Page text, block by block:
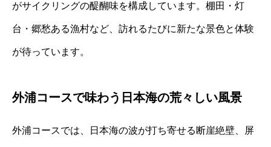
がサイクリングの醍醐味を構成しています。棚田・灯
台・郷愁ある漁村など、訪れるたびに新たな景色と体験
が待っています。
外浦コースで味わう日本海の荒々しい風景
外浦コースでは、日本海の波が打ち寄せる断崖絶壁、屏